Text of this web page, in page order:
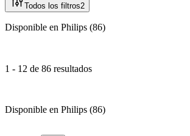
Todos los filtros2
Disponible en Philips (86)
1 - 12 de 86 resultados
Disponible en Philips (86)